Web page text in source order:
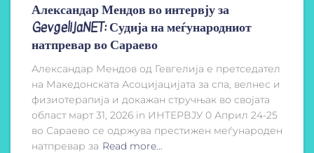
Александар Мендов во интервју за
GevgelijaNET: Судија на меѓународниот
натпревар во Сараево
Александар Мендов од Гевгелија е претседател
на Македонската Асоцијацијата за спа, велнес и
физиотерапија и докажан стручњак во својата
област март 31, 2026 in ИНТЕРВЈУ 0 Април 24-25
во Сараево се одржува престижен меѓународен
натпревар за Read more…